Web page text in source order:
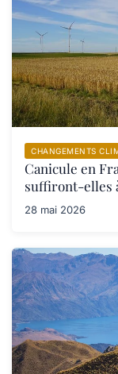
CHANGEMENTS
Canicule en
suffiront-elles
28 mai 2026